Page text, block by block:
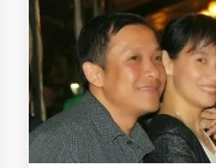
ic
h
C
o
C